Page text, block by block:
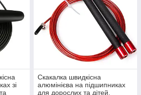
зі
Скакалка швидкісна
алюмінієва на підшипниках
для дорослих та дітей,